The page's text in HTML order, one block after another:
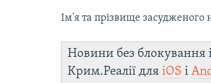
Ім'я та прізвище засудженого
Новини без блокування
Крим.Реалії дляiOS і